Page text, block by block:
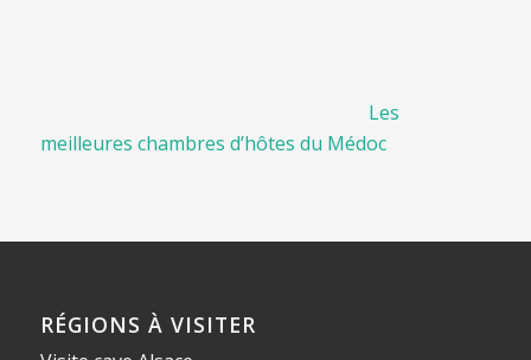
Les
meilleures chambres d’hôtes du Médoc
RÉGIONS À VISITER